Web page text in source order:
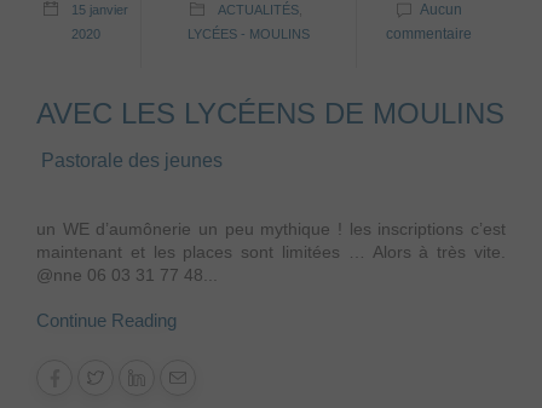
15 janvier
2020
ACTUALITÉS
LYCÉES - MOULINS
Aucun
commentaire
AVEC LES LYCÉENS DE MOULINS
Pastorale des jeunes
un WE d’aumônerie un peu mythique ! les inscriptions c’est
maintenant et les places sont limitées … Alors à très vite.
@nne 06 03 31 77 48...
Continue Reading